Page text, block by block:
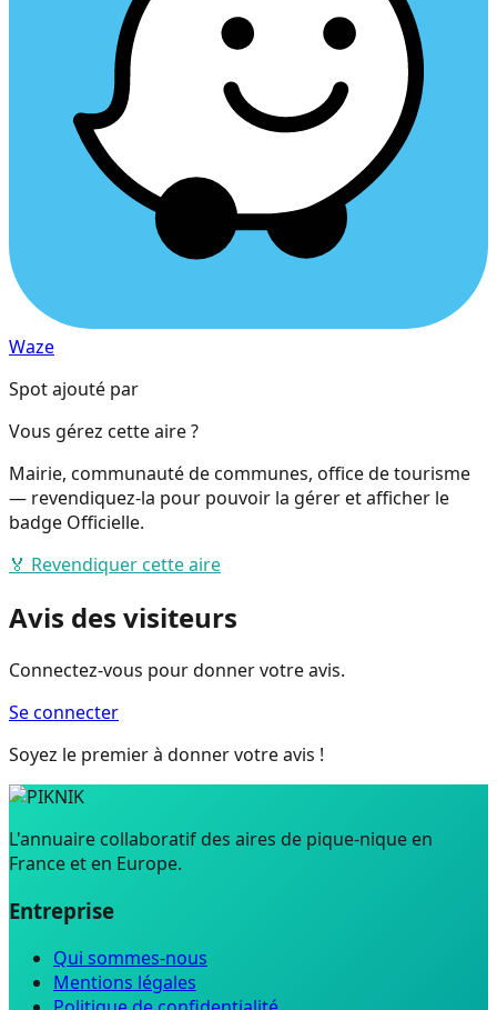
Waze
Spot ajouté par
Vous gérez cette aire ?
Mairie, communauté de communes, office de tourisme
— revendiquez-la pour pouvoir la gérer et afficher le
badge Officielle.
🏅 Revendiquer cette aire
Avis des visiteurs
Connectez-vous pour donner votre avis.
Se connecter
Soyez le premier à donner votre avis !
L'annuaire collaboratif des aires de pique-nique en
France et en Europe.
Entreprise
Qui sommes-nous
Mentions légales